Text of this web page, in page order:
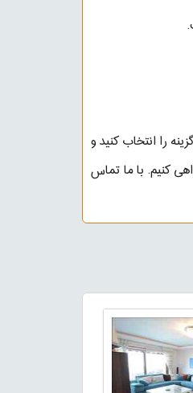
را انتخاب کنید و
کنیم. با ما تماس